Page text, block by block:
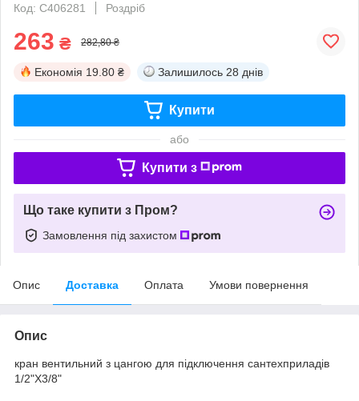
Код: C406281
Роздріб
263 ₴ 282,80 ₴
Економія 19.80 ₴ Залишилось 28 днів
Купити
або
Купити з
Що таке купити з Пром?
Замовлення під захистом
Опис Доставка Оплата Умови повернення
Опис
кран вентильний з цангою для підключення сантехприладів
1/2"Х3/8"